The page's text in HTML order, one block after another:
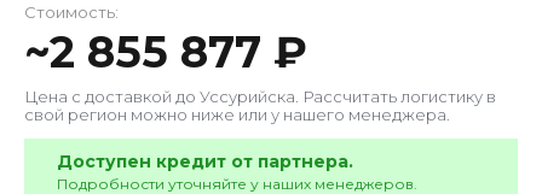
Стоимость:
~2 855 877 ₽
Цена с доставкой до Уссурийска . Рассчитать логистику в
свой регион можно ниже или у нашего менеджера.
Доступен кредит от партнера.
Подробности уточняйте у наших менеджеров.